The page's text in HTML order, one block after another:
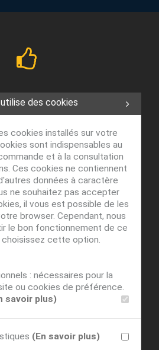
des cookies
cookies installés sur votre
sont indispensables au
et à la consultation
Ces cookies ne contiennent
données à caractère
ne souhaitez pas accepter
il vous est possible de les
browser. Cependant, nous
le bon fonctionnement de ce
cette option.
: nécessaires pour la
ou cookies de préférence.
savoir plus)
(En savoir plus)